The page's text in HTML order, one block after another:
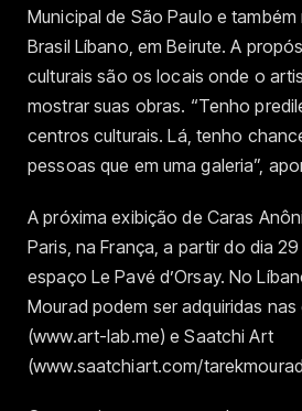
Municipal de São Paulo e
Brasil Líbano, em Beirute. A
culturais são os locais onde o
mostrar suas obras. “Tenho
centros culturais. Lá, tenho
pessoas que em uma galeria”,
A próxima exibição de Caras
Paris, na França, a partir do dia
espaço Le Pavé d’Orsay. No
Mourad podem ser adquiridas nas
(www.art-lab.me) e Saatchi Art
(www.saatchiart.com/